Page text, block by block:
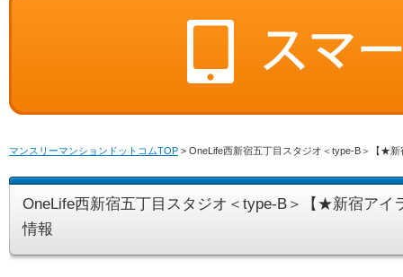
マンスリーマンションドットコムTOP > OneLife西新宿五丁目スタジオ＜type-B＞【★
OneLife西新宿五丁目スタジオ＜type-B＞【★新宿ア
情報